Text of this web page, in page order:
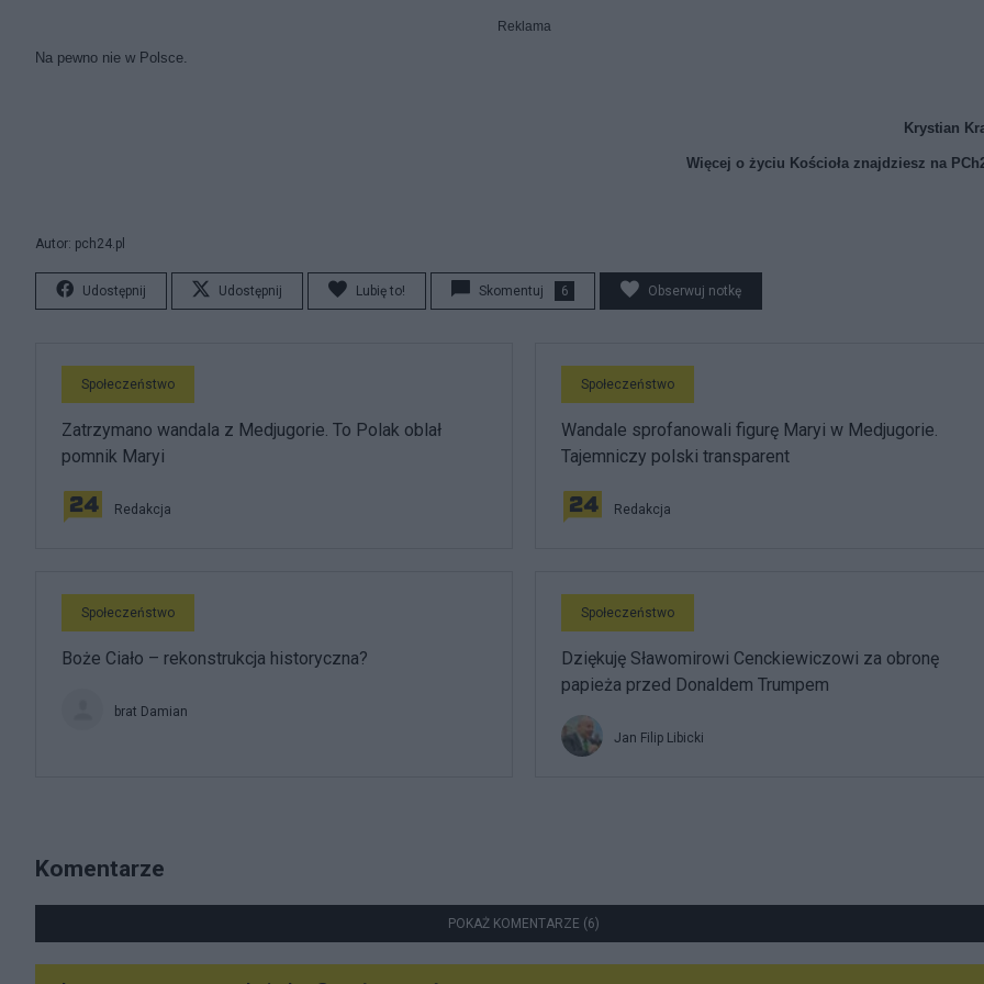
Reklama
Na pewno nie w Polsce.
Krystian
Więcej o życiu Kościoła znajdziesz na
Autor: pch24.pl
Udostępnij Udostępnij Lubię to! Skomentuj 6 Obserwuj notkę
Społeczeństwo
Zatrzymano wandala z Medjugorie. To Polak oblał
pomnik Maryi
Redakcja
Społeczeństwo
Wandale sprofanowali figurę Maryi w Medjugorie.
Tajemniczy polski transparent
Redakcja
Społeczeństwo
Boże Ciało – rekonstrukcja historyczna?
brat Damian
Społeczeństwo
Dziękuję Sławomirowi Cenckiewiczowi za obronę
papieża przed Donaldem Trumpem
Jan Filip Libicki
Komentarze
POKAŻ KOMENTARZE (6)